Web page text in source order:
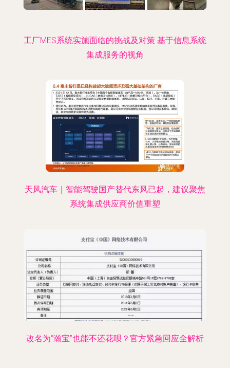
工厂MES系统实施面临的挑战及对策 基于信息系统
集成服务的视角
天风汽车｜智能驾驶国产替代东风已起，建议聚焦
系统集成供应商价值重塑
改名为“瀚宝”也能不还花呗？官方紧急回应全解析